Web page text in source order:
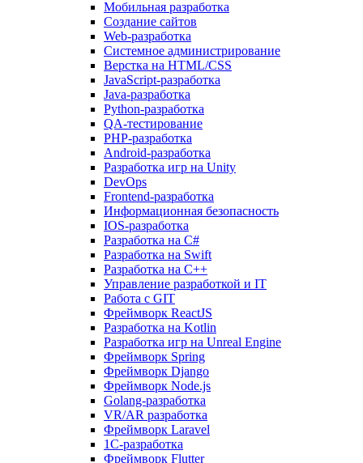
Мобильная разработка
Создание сайтов
Web-разработка
Системное администрирование
Верстка на HTML/CSS
JavaScript-разработка
Java-разработка
Python-разработка
QA-тестирование
PHP-разработка
Android-разработка
Разработка игр на Unity
DevOps
Frontend-разработка
Информационная безопасность
IOS-разработка
Разработка на C#
Разработка на Swift
Разработка на C++
Управление разработкой и IT
Работа с GIT
Фреймворк ReactJS
Разработка на Kotlin
Разработка игр на Unreal Engine
Фреймворк Spring
Фреймворк Django
Фреймворк Node.js
Golang-разработка
VR/AR разработка
Фреймворк Laravel
1C-разработка
Фреймворк Flutter